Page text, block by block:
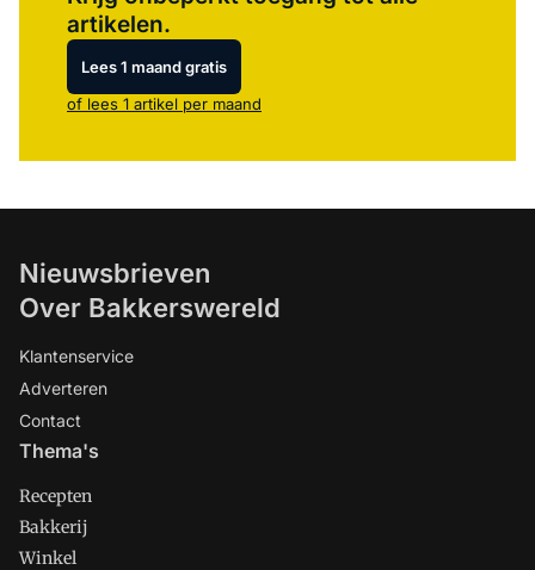
artikelen.
Lees 1 maand gratis
of lees 1 artikel per maand
Nieuwsbrieven
Over Bakkerswereld
Klantenservice
Adverteren
Contact
Thema's
Recepten
Bakkerij
Winkel